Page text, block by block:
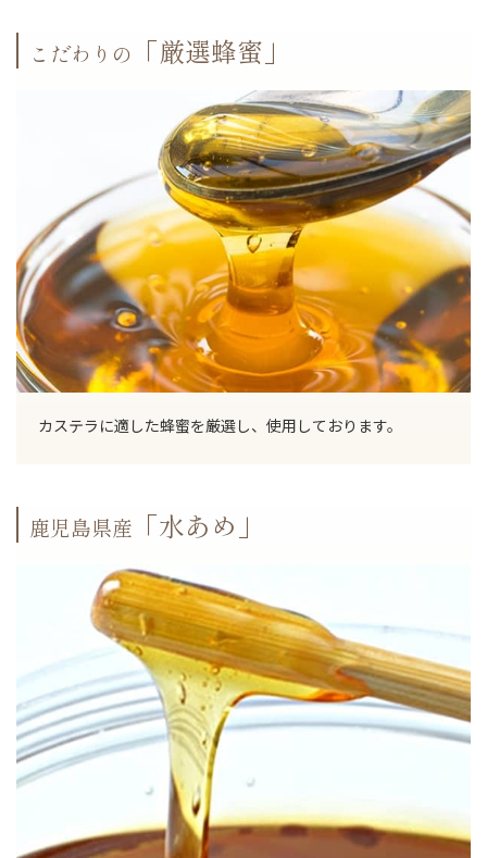
こだわりの 「厳選蜂蜜」
カステラに適した蜂蜜を厳選し、使用しております。
鹿児島県産 「水あめ」